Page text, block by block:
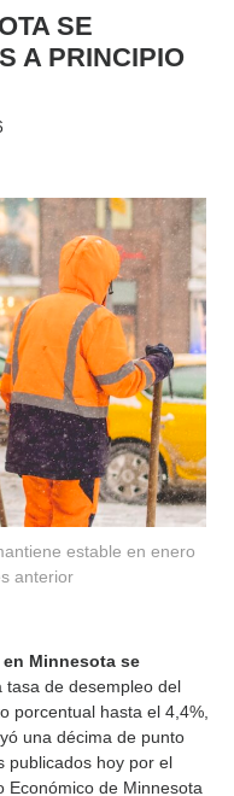
SE
A PRINCIPIO
estable en enero
anterior
Minnesota se
tasa de desempleo del
porcentual hasta el 4,4%,
una décima de punto
publicados hoy por el
Económico de Minnesota